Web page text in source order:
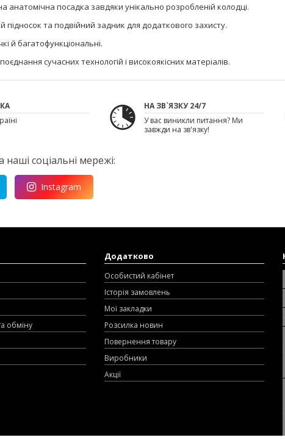
анатомічна посадка завдяки унікально розробленій колодці.
підносок та подвійний задник для додаткового захисту.
й багатофункціональні.
сучасних технологій і високоякісних матеріалів.
НА ЗВ`ЯЗКУ 24/7
У вас виникли питання? Ми
завжди на зв'язку!
наші соціальні мережі:
Instagram
обміну
Додатково
Особистий кабінет
Історія замовлень
Мої закладки
Розсилка новин
Повернення товару
Виробники
Акції